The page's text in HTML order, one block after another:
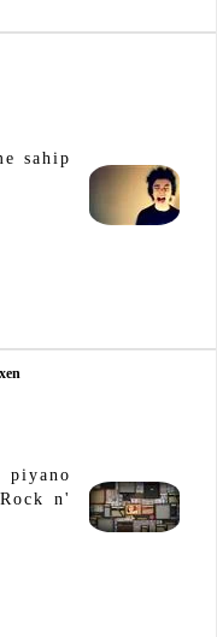
sahip
n'